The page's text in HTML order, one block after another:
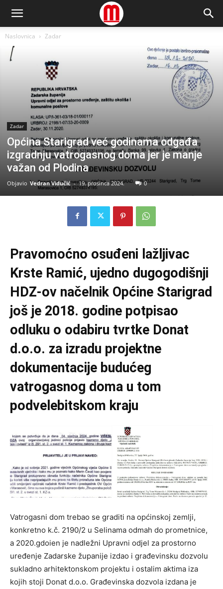
Naslovnica Zadar
Zadar
Općina Starigrad već godinama odgađa
izgradnju vatrogasnog doma jer je manje
važan od Plodina
Objavio Vedran Vidučić - 19. prosinca 2024. 0
Pravomoćno osuđeni lažljivac
Krste Ramić, ujedno dugogodišnji
HDZ-ov načelnik Općine Starigrad
još je 2018. godine potpisao
odluku o odabiru tvrtke Donat
d.o.o. za izradu projektne
dokumentacije budućeg
vatrogasnog doma u tom
podvelebitskom kraju
Vatrogasni dom trebao se graditi na općinskoj zemlji,
konkretno k.č. 2190/2 u Selinama odmah do prometnice,
a 2020.gdoien je nadležni Upravni odjel za prostorno
uređenje Zadarske županije izdao i građevinsku dozvolu
sukladno arhitektonskom projektu i ostalim aktima iza
kojih stoji Donat d.o.o. Građevinska dozvola izdana je